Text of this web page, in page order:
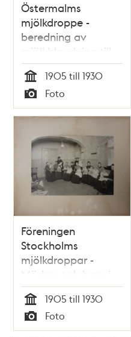
Östermalms
mjölkdroppe -
beredning av
mjölkblandning till
spädbarn
Tid
1905 till 1930
Typ
Foto
Föreningen
Stockholms
mjölkdroppar -
Mödrar och barn i
väntrummet
Tid
1905 till 1930
Typ
Foto